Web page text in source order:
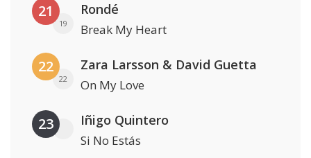
21
19
Rondé
Break My Heart
22
22
Zara Larsson & David Guetta
On My Love
23 Iñigo Quintero
Si No Estás